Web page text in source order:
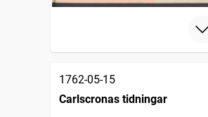
1762-05-15
Carlscronas tidningar